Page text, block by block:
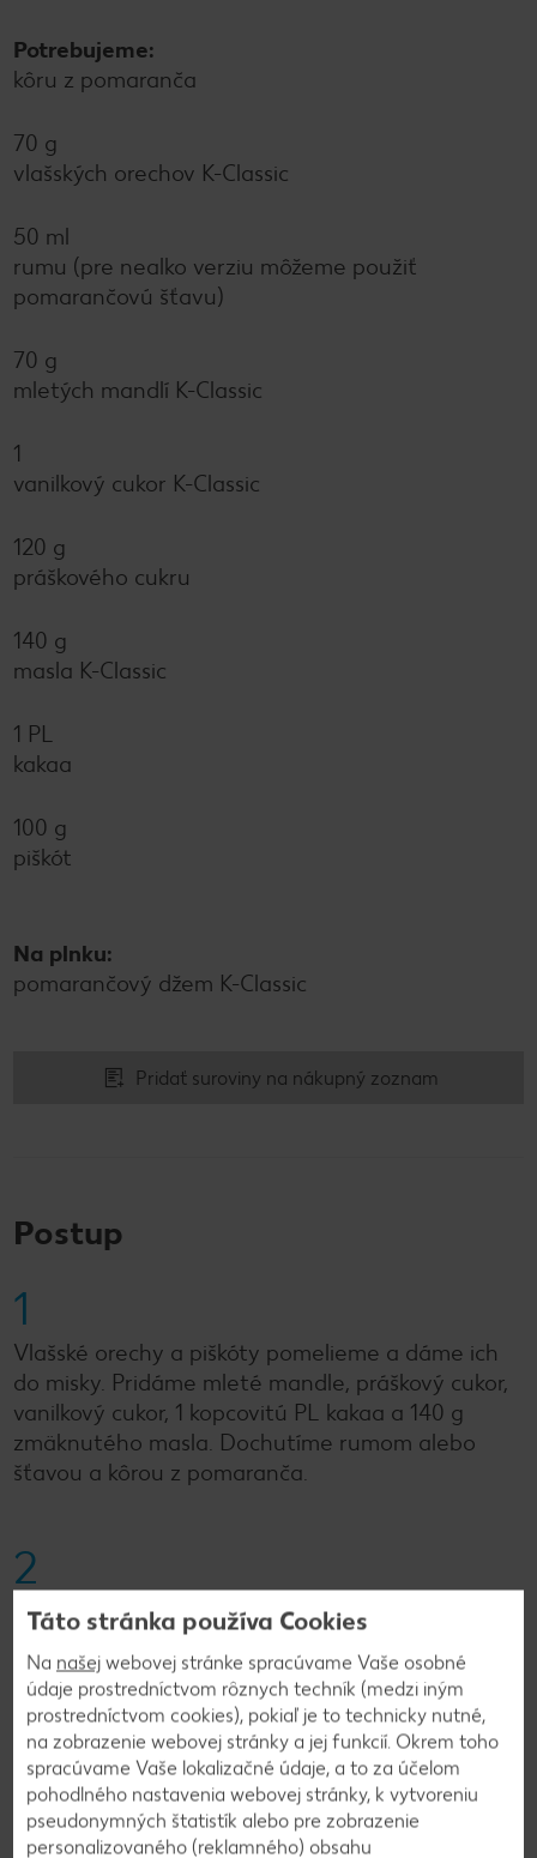
Potrebujeme:
kôru z pomaranča
70 g
vlašských orechov K-Classic
50 ml
rumu (pre nealko verziu môžeme použiť
pomarančovú šťavu)
70 g
mletých mandlí K-Classic
1
vanilkový cukor K-Classic
120 g
práškového cukru
140 g
masla K-Classic
1 PL
kakaa
100 g
piškót
Na plnku:
pomarančový džem K-Classic
Pridať suroviny na nákupný zoznam
Postup
1
Vlašské orechy a piškóty pomelieme a dáme ich
do misky. Pridáme mleté mandle, práškový cukor,
vanilkový cukor, 1 kopcovitú PL kakaa a 140 g
zmäknutého masla. Dochutíme rumom alebo
šťavou a kôrou z pomaranča.
2
Zo zmesi vypracujeme kompaktné cesto. Ak by
bolo príliš suché, pridáme trochu šťavy, ak príliš
mokré, pridáme trochu piškót.
3
Formičky na úliky si pred každým použitím
vysypeme práškovým cukrom. Hmotu poriadne
Táto stránka používa Cookies
Na našej webovej stránke spracúvame Vaše osobné
údaje prostredníctvom rôznych techník (medzi iným
prostredníctvom cookies), pokiaľ je to technicky nutné,
na zobrazenie webovej stránky a jej funkcií. Okrem toho
spracúvame Vaše lokalizačné údaje, a to za účelom
pohodlného nastavenia webovej stránky, k vytvoreniu
pseudonymných štatistík alebo pre zobrazenie
personalizovaného (reklamného) obsahu